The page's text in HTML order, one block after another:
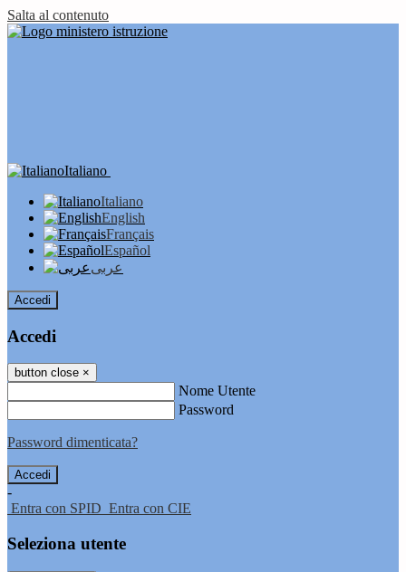
Salta al contenuto
Italiano
Italiano
English
Français
Español
عربى
Accedi
Accedi
button close ×
Nome Utente
Password
Password dimenticata?
-
Entra con SPID Entra con CIE
Seleziona utente